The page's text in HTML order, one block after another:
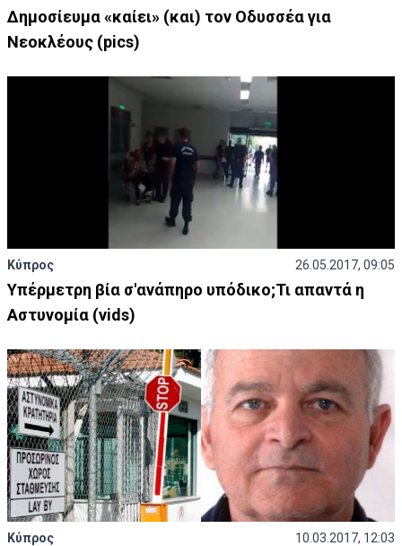
Δημοσίευμα «καίει» (και) τον Οδυσσέα για
Νεοκλέους (pics)
Κύπρος 26.05.2017, 09:05
Υπέρμετρη βία σ'ανάπηρο υπόδικο;Τι απαντά η
Αστυνομία (vids)
Κύπρος 10.03.2017, 12:03